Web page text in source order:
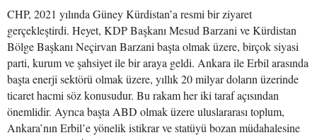
CHP, 2021 yılında Güney Kürdistan’a resmi bir ziyaret
gerçekleştirdi. Heyet, KDP Başkanı Mesud Barzani ve Kürdistan
Bölge Başkanı Neçirvan Barzani başta olmak üzere, birçok siyasi
parti, kurum ve şahsiyet ile bir araya geldi. Ankara ile Erbil arasında
başta enerji sektörü olmak üzere, yıllık 20 milyar doların üzerinde
ticaret hacmi söz konusudur. Bu rakam her iki taraf açısından
önemlidir. Ayrıca başta ABD olmak üzere uluslararası toplum,
Ankara’nın Erbil’e yönelik istikrar ve statüyü bozan müdahalesine